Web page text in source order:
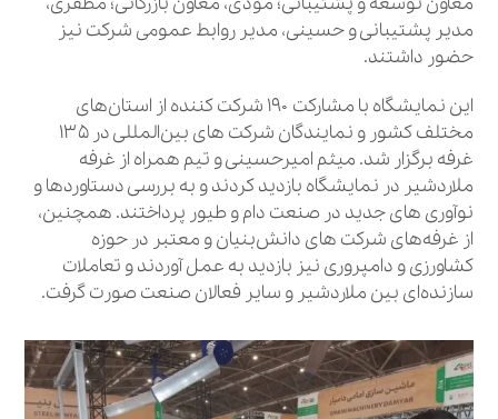
مدیر پشتیبانی و حسینی، مدیر روابط عمومی شرکت نیز
حضور داشتند.
این نمایشگاه با مشارکت ۱۹۰ شرکت‌ کننده از استان‌های
مختلف کشور و نمایندگان شرکت‌ های بین‌المللی در ۱۳۵
غرفه برگزار شد. میثم امیرحسینی و تیم همراه از غرفه
ملاردشیر در نمایشگاه بازدید کردند و به بررسی دستاوردها و
نوآوری‌ های جدید در صنعت دام و طیور پرداختند. همچنین،
از غرفه‌های شرکت‌ های دانش‌بنیان و معتبر در حوزه
کشاورزی و دامپروری نیز بازدید به عمل آوردند و تعاملات
سازنده‌ای بین ملاردشیر و سایر فعالان صنعت صورت گرفت.